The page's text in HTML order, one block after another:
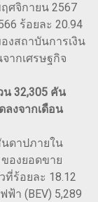
ศจิกายน 2567
ร้อยละ 20.94
งสถาบันการเงิน
ากเศรษฐกิจ
32,305 คัน
ลงจากเดือน
ดาปภายใน
ของยอดขาย
ร้อยละ 18.12
า (BEV) 5,289